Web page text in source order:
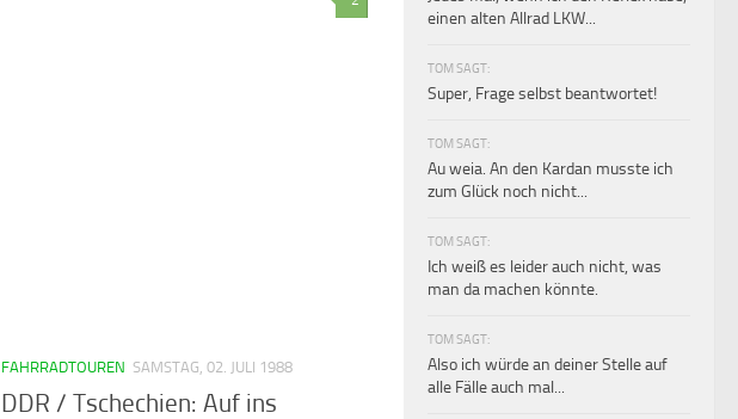
FAHRRADTOUREN SAMSTAG, 02. JULI 1988
DDR / Tschechien: Auf ins
einen alten Allrad LKW...
TOM SAGT:
Super, Frage selbst beantwortet!
TOM SAGT:
Au weia. An den Kardan musste ich
zum Glück noch nicht...
TOM SAGT:
Ich weiß es leider auch nicht, was
man da machen könnte.
TOM SAGT:
Also ich würde an deiner Stelle auf
alle Fälle auch mal...